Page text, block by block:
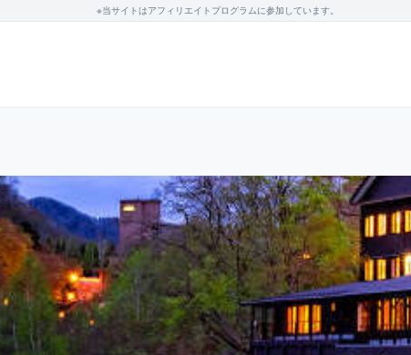
※当サイトはアフィリエイトプログラムに参加しています。